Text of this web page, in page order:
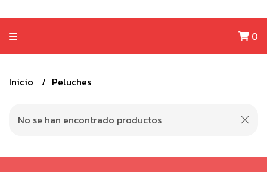
0
Inicio Peluches
No se han encontrado productos